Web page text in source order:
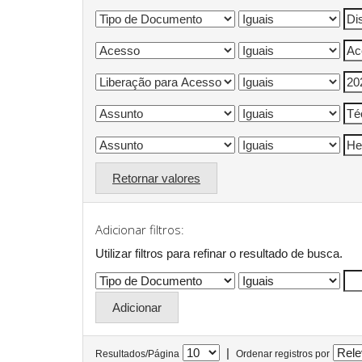
Retornar valores
Adicionar filtros:
Utilizar filtros para refinar o resultado de busca.
Resultados/Página | Ordenar registros por